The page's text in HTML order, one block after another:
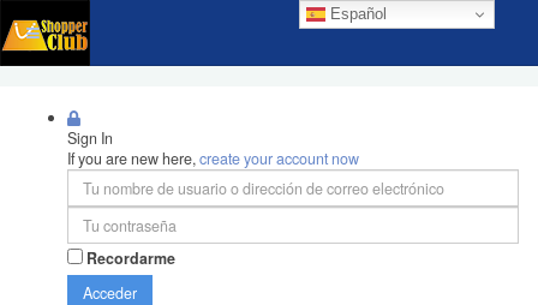
Español
Sign In
If you are new here,create your account now
Recordarme
Acceder